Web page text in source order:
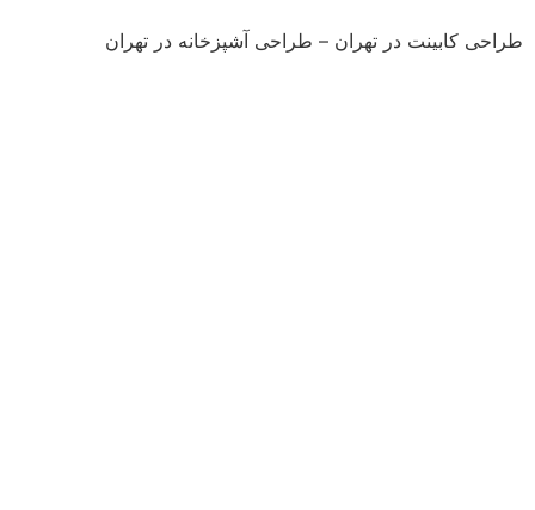
طراحی کابینت در تهران – طراحی آشپزخانه در تهران